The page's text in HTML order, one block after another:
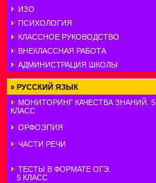
ИЗО
ПСИХОЛОГИЯ
КЛАССНОЕ РУКОВОДСТВО
ВНЕКЛАССНАЯ РАБОТА
АДМИНИСТРАЦИЯ ШКОЛЫ
» РУССКИЙ ЯЗЫК
МОНИТОРИНГ КАЧЕСТВА ЗНАНИЙ. 5
КЛАСС
ОРФОЭПИЯ
ЧАСТИ РЕЧИ
ТЕСТЫ В ФОРМАТЕ ОГЭ.
5 КЛАСС